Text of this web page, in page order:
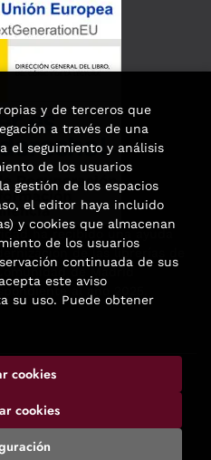
ha recibido una ayuda
de las librerías de
de Madrid
al año 2025.
los Derechos Reservados |
y de terceros que
a través de una
el seguimiento y análisis
de los usuarios
gestión de los espacios
el editor haya incluido
y cookies que almacenan
de los usuarios
continuada de sus
este aviso
su uso. Puede obtener
cookies
cookies